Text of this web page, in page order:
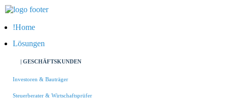
Home
Lösungen
| GESCHÄFTSKUNDEN
Investoren & Bauträger
Steuerberater & Wirtschaftsprüfer